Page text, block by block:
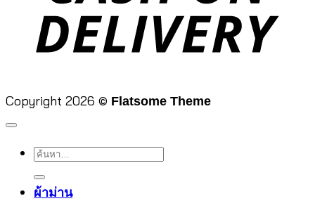
Copyright 2026 © Flatsome Theme
ค้นหา:
ผ้าม่าน